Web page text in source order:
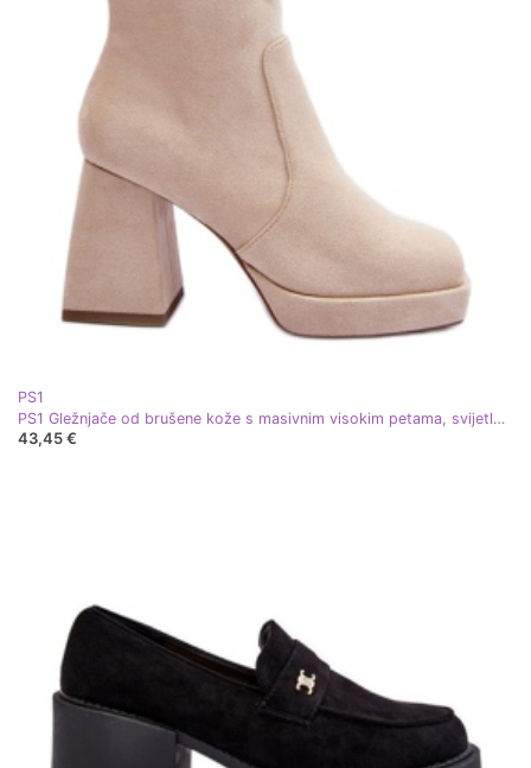
PS1
PS1 Gležnjače od brušene kože s masivnim visokim petama, svijetlo bež Abnous
43,45 €